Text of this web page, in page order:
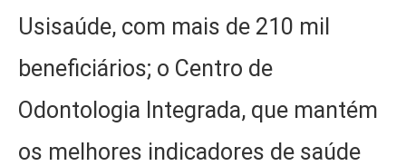
Usisaúde, com mais de 210 mil
beneficiários; o Centro de
Odontologia Integrada, que mantém
os melhores indicadores de saúde